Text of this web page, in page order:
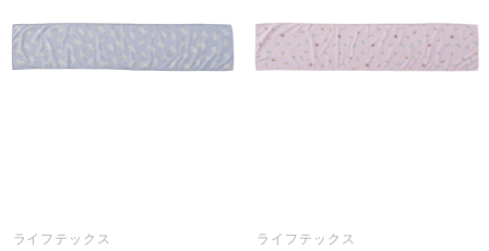
ライフテックス
ライフテックス